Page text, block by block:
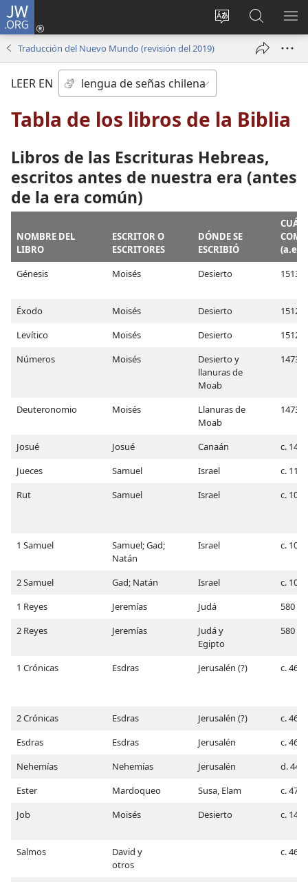
JW.ORG
Cambiar
del sitio
Iniciar
sesión
una
nueva
en
jw.org
Traducción del Nuevo Mundo (revisión del 2019)
LEER EN
Tabla de los libros de la Biblia
Libros de las Escrituras Hebreas,
escritos antes de nuestra era (antes
de la era común)
NOMBRE DEL
LIBRO
ESCRITOR O
ESCRITORES
DÓNDE SE
ESCRIBIÓ
Génesis
Moisés Desierto 1513
Éxodo Moisés Desierto
1512
Levítico
Moisés Desierto
1512
Números
Moisés
Desierto y
llanuras de
Moab
1473
Deuteronomio Moisés
Llanuras de
Moab
1473
Josué Josué Canaán
c. 1450
Jueces
Samuel Israel
c. 1100
Rut
Samuel Israel c. 1090
1 Samuel
Samuel; Gad;
Natán
Israel c. 1078
2 Samuel Gad; Natán Israel
c. 1040
1 Reyes
Jeremías Judá
580
2 Reyes
Jeremías
Judá y
Egipto
580
1 Crónicas Esdras Jerusalén (?) c. 460
2 Crónicas Esdras Jerusalén (?)
c. 460
Esdras
Esdras Jerusalén
c. 460
Nehemías
Nehemías Jerusalén
d. 443
Ester
Mardoqueo Susa, Elam
c. 475
Job
Moisés Desierto c. 1473
Salmos
David y
otros
c. 460